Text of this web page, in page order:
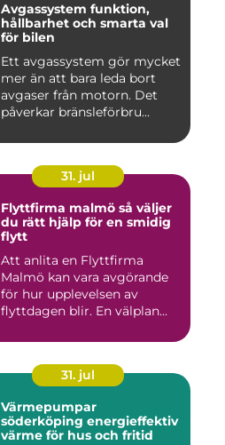
Avgassystem funktion,
hållbarhet och smarta val
för bilen
Ett avgassystem gör mycket
mer än att bara leda bort
avgaser från motorn. Det
påverkar bränsleförbru...
31. jul
Flyttfirma malmö så väljer
du rätt hjälp för en smidig
flytt
Att anlita en Flyttfirma
Malmö kan vara avgörande
för hur upplevelsen av
flyttdagen blir. En välplan...
31. jul
Värmepumpar
söderköping energieffektiv
värme för hus och fritid